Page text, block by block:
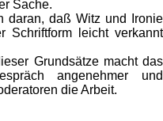
Sache.
daran, daß Witz und Ironie
Schriftform leicht verkannt
Grundsätze macht das
angenehmer und
die Arbeit.